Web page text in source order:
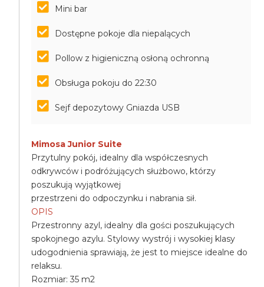
Mini bar
Dostępne pokoje dla niepalących
Pollow z higieniczną osłoną ochronną
Obsługa pokoju do 22:30
Sejf depozytowy Gniazda USB
Mimosa Junior Suite
Przytulny pokój, idealny dla współczesnych
odkrywców i podróżujących służbowo, którzy
poszukują wyjątkowej
przestrzeni do odpoczynku i nabrania sił.
OPIS
Przestronny azyl, idealny dla gości poszukujących
spokojnego azylu. Stylowy wystrój i wysokiej klasy
udogodnienia sprawiają, że jest to miejsce idealne do
relaksu.
Rozmiar: 35 m2